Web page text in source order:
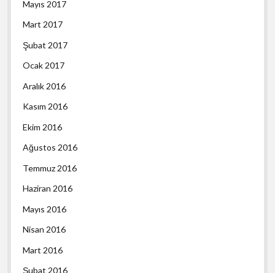
Mayıs 2017
Mart 2017
Şubat 2017
Ocak 2017
Aralık 2016
Kasım 2016
Ekim 2016
Ağustos 2016
Temmuz 2016
Haziran 2016
Mayıs 2016
Nisan 2016
Mart 2016
Şubat 2016